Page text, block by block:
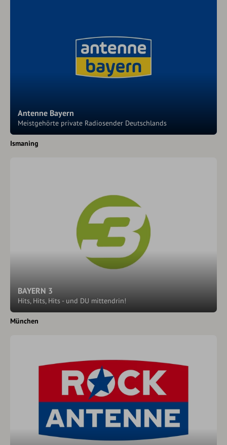
Antenne Bayern
Meistgehörte private Radiosender Deutschlands
Ismaning
BAYERN 3
Hits, Hits, Hits - und DU mittendrin!
München